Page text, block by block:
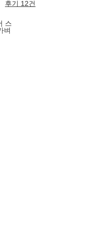
후기 12건
스
벼